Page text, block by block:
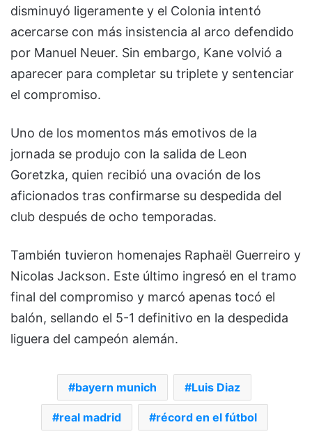
disminuyó ligeramente y el Colonia intentó
acercarse con más insistencia al arco defendido
por Manuel Neuer. Sin embargo, Kane volvió a
aparecer para completar su triplete y sentenciar
el compromiso.
Uno de los momentos más emotivos de la
jornada se produjo con la salida de Leon
Goretzka, quien recibió una ovación de los
aficionados tras confirmarse su despedida del
club después de ocho temporadas.
También tuvieron homenajes Raphaël Guerreiro y
Nicolas Jackson. Este último ingresó en el tramo
final del compromiso y marcó apenas tocó el
balón, sellando el 5-1 definitivo en la despedida
liguera del campeón alemán.
bayern munich Luis Diaz
real madrid récord en el fútbol